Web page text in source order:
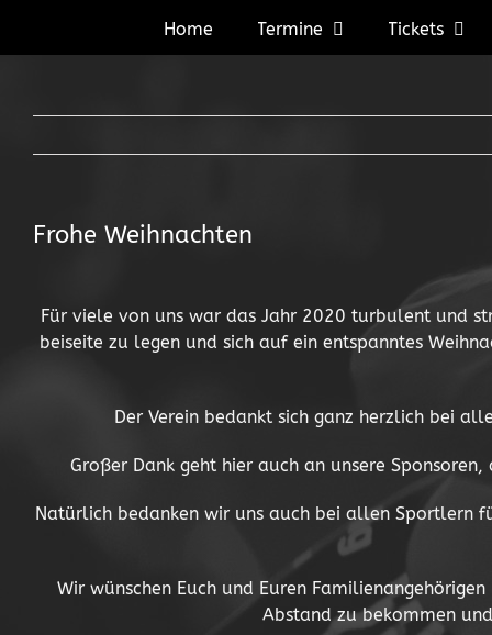
Home Termine Tickets
Frohe Weihnachten
Für viele von uns war das Jahr 2020 turbulent und
beiseite zu legen und sich auf ein entspanntes
Der Verein bedankt sich ganz herzlich bei
Großer Dank geht hier auch an unsere
Natürlich bedanken wir uns auch bei allen Sportlern
Wir wünschen Euch und Euren
Abstand zu bekommen